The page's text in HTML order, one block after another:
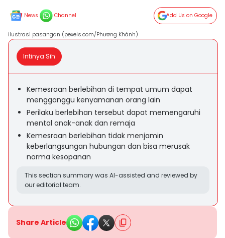
News Channel Add Us on Google
ilustrasi pasangan (pexels.com/Phương Khánh)
Intinya Sih
Kemesraan berlebihan di tempat umum dapat
mengganggu kenyamanan orang lain
Perilaku berlebihan tersebut dapat memengaruhi
mental anak-anak dan remaja
Kemesraan berlebihan tidak menjamin
keberlangsungan hubungan dan bisa merusak
norma kesopanan
This section summary was AI-assisted and reviewed by
our editorial team.
Share Article